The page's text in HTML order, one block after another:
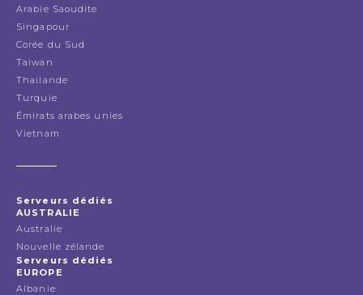
Arabie Saoudite
Singapour
Corée du Sud
Taiwan
Thailande
Turquie
Émirats arabes unies
Vietnam
Serveurs dédiés
AUSTRALIE
Australie
Nouvelle zélande
Serveurs dédiés
EUROPE
Albanie